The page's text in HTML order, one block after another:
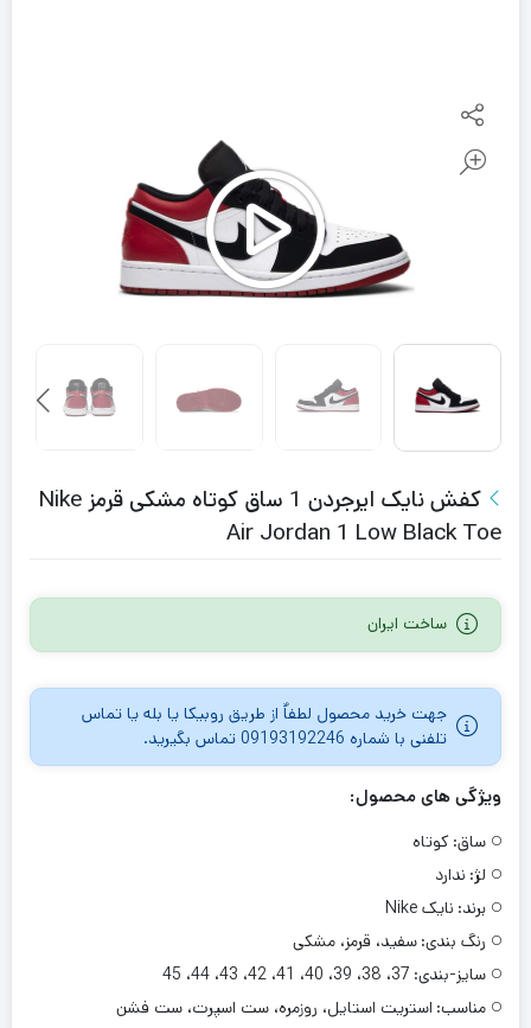
کفش نایک ایرجردن 1 ساق کوتاه مشکی قرمز Nike
Air Jordan 1 Low Black Toe
ساخت ایران
جهت خرید محصول لطفاٌ از طریق روبیکا یا بله یا تماس
تلفنی با شماره 09193192246 تماس بگیرید.
ویژگی های محصول:
ساق: کوتاه
لژ: ندارد
برند: نایک Nike
رنگ بندی: سفید، قرمز، مشکی
سایز-بندی: 37، 38، 39، 40، 41، 42، 43، 44، 45
مناسب: استریت استایل، روزمره، ست اسپرت، ست فشن